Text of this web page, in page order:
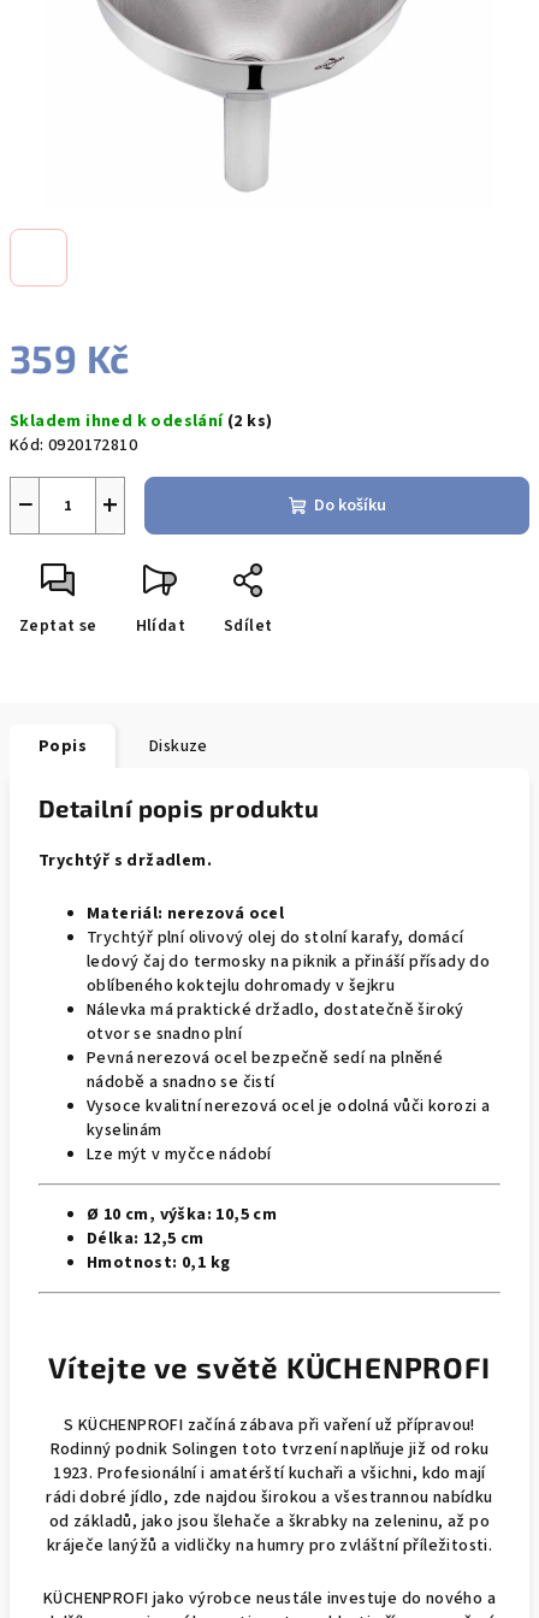
359 Kč
cena:
Skladem ihned k odeslání (2 ks)
Kód: 0920172810
+
− Do košíku
Zeptat se Hlídat Sdílet
Popis Diskuze
Detailní popis produktu
Trychtýřs držadlem.
Materiál: nerezová ocel
Trychtýř plní olivový olej do stolní karafy, domácí
ledový čaj do termosky na piknik a přináší přísady do
oblíbeného koktejlu dohromady v šejkru
Nálevka má praktické držadlo, dostatečně široký
otvor se snadno plní
Pevná nerezová ocel bezpečně sedí na plněné
nádobě a snadno se čistí
Vysoce kvalitní nerezová ocel je odolná vůči korozi a
kyselinám
Lze mýt v myčce nádobí
Ø 10 cm, výška: 10,5 cm
Délka: 12,5 cm
Hmotnost: 0,1 kg
Vítejte ve světě KÜCHENPROFI
S KÜCHENPROFI začíná zábava při vaření už přípravou!
Rodinný podnik Solingen toto tvrzení naplňuje již od roku
1923. Profesionální i amatérští kuchaři a všichni, kdo mají
rádi dobré jídlo, zde najdou širokou a všestrannou nabídku
od základů, jako jsou šlehače a škrabky na zeleninu, až po
kráječe lanýžů a vidličky na humry pro zvláštní příležitosti.
KÜCHENPROFI jako výrobce neustále investuje do nového a